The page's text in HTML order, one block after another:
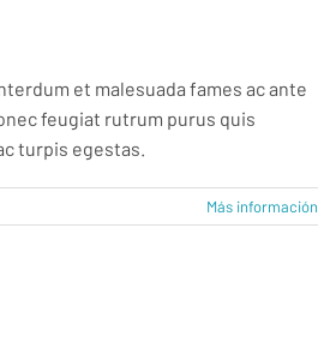
et malesuada fames ac ante
feugiat rutrum purus quis
turpis egestas.
Más información